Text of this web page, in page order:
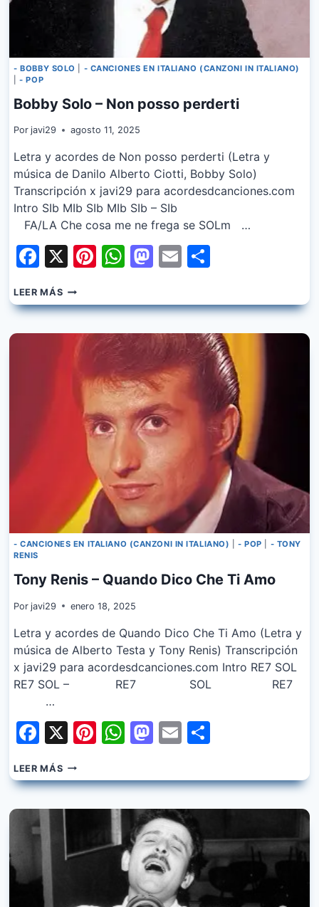
- BOBBY SOLO
- CANCIONES EN ITALIANO (CANZONI IN ITALIANO)
|- POP
Bobby Solo – Non posso perderti
Por javi29 agosto 11, 2025
Letra y acordes de Non posso perderti (Letra y
música de Danilo Alberto Ciotti, Bobby Solo)
Transcripción x javi29 para acordesdcanciones.com
Intro SIb MIb SIb MIb SIb – SIb
FA/LA Che cosa me ne frega se SOLm …
Facebook
X Pinterest
WhatsApp
Mastodon
Email
LEER MÁSBOBBY
SOLO
–
POSSO
PERDERTI
- CANCIONES EN ITALIANO (CANZONI IN ITALIANO) |- POP
- TONY
RENIS
Tony Renis – Quando Dico Che Ti Amo
Por javi29 enero 18, 2025
Letra y acordes de Quando Dico Che Ti Amo (Letra y
música de Alberto Testa y Tony Renis) Transcripción
x javi29 para acordesdcanciones.com Intro RE7 SOL
RE7 SOL – RE7 SOL RE7
…
Facebook
X Pinterest
WhatsApp
Mastodon
Email
LEER MÁSTONY
RENIS
–
DICO
TI
AMO